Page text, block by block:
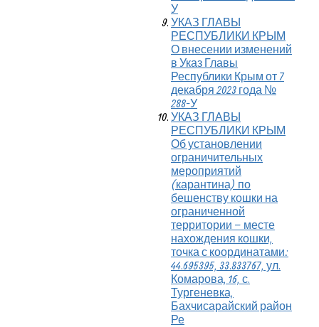
У
УКАЗ ГЛАВЫ
РЕСПУБЛИКИ КРЫМ
О внесении изменений
в Указ Главы
Республики Крым от 7
декабря 2023 года №
288-У
УКАЗ ГЛАВЫ
РЕСПУБЛИКИ КРЫМ
Об установлении
ограничительных
мероприятий
(карантина) по
бешенству кошки на
ограниченной
территории – месте
нахождения кошки,
точка с координатами:
44.695395, 33.833767, ул.
Комарова, 16, с.
Тургеневка,
Бахчисарайский район
Ре